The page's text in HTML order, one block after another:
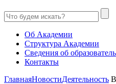
Об Академии
Структура Академии
Сведения об
Контакты
ГлавнаяНовостиДеятельность